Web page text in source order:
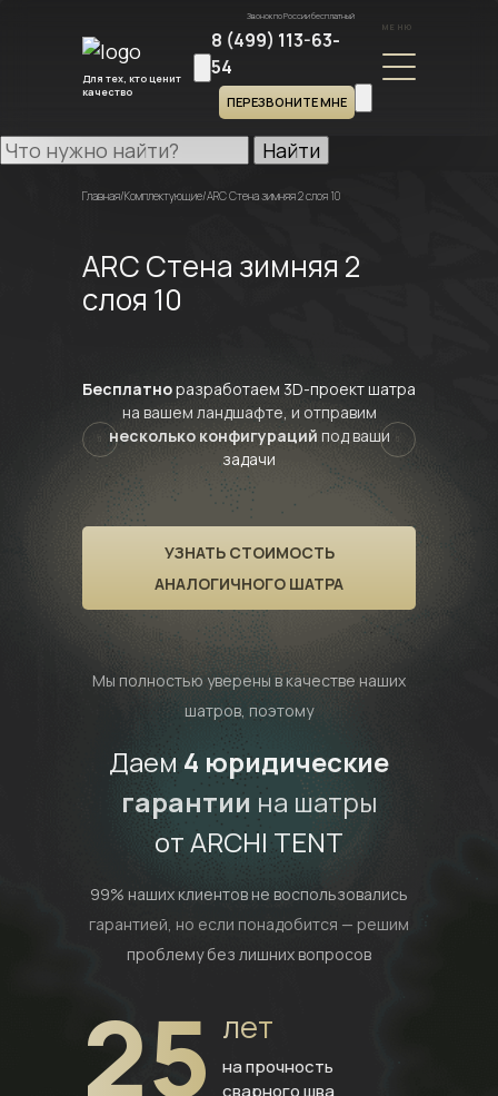
Для тех, кто ценит
качество
Звонок по России бесплатный
8 (499) 113-63-
54
ПЕРЕЗВОНИТЕ МНЕ
МЕНЮ
Найти
Главная/Комплектующие/ARC Стена зимняя 2 слоя 10
ARC Стена зимняя 2
слоя 10
Бесплатноразработаем 3D-проект шатра
на вашем ландшафте, и отправим
несколько конфигураций под ваши
задачи
УЗНАТЬ СТОИМОСТЬ
АНАЛОГИЧНОГО ШАТРА
Мы полностью уверены в качестве наших
шатров, поэтому
Даем4 юридические
гарантии на шатры
от ARCHI TENT
99% наших клиентов не воспользовались
гарантией, но если понадобится — решим
проблему без лишних вопросов
25 лет
на прочность
сварного шва